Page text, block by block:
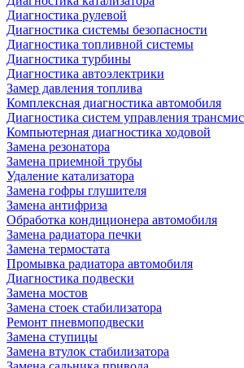
Диагностика рулевой
Диагностика системы безопасности
Диагностика топливной системы
Диагностика турбины
Диагностика автоэлектрики
Замер давления топлива
Комплексная диагностика автомобиля
Диагностика систем управления
Компьютерная диагностика ходовой
Замена резонатора
Замена приемной трубы
Удаление катализатора
Замена гофры глушителя
Замена антифриза
Обработка кондиционера автомобиля
Замена радиатора печки
Замена термостата
Промывка радиатора автомобиля
Диагностика подвески
Замена мостов
Замена стоек стабилизатора
Ремонт пневмоподвески
Замена ступицы
Замена втулок стабилизатора